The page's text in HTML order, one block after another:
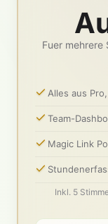
Fuer mehrere
Alles aus
Team-
Magic Link
Inkl. 5